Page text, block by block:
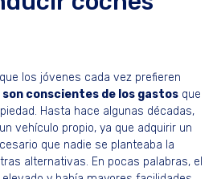
los jóvenes cada vez prefieren
son conscientes de los gastos que
Hasta hace algunas décadas,
vehículo propio, ya que adquirir un
que nadie se planteaba la
alternativas. En pocas palabras, el